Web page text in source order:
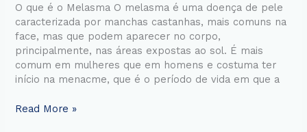
O que é o Melasma O melasma é uma doença de pele
caracterizada por manchas castanhas, mais comuns na
face, mas que podem aparecer no corpo,
principalmente, nas áreas expostas ao sol. É mais
comum em mulheres que em homens e costuma ter
início na menacme, que é o período de vida em que a
Read More »